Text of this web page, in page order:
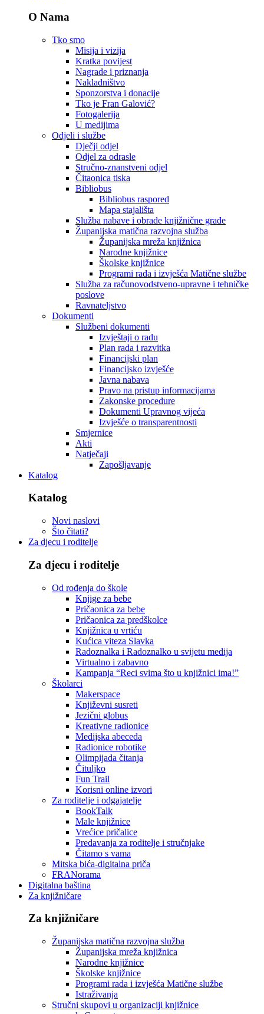
O Nama
Tko smo
Misija i vizija
Kratka povijest
Nagrade i priznanja
Nakladništvo
Sponzorstva i donacije
Tko je Fran Galović?
Fotogalerija
U medijima
Odjeli i službe
Dječji odjel
Odjel za odrasle
Stručno-znanstveni odjel
Čitaonica tiska
Bibliobus
Bibliobus raspored
Mapa stajališta
Služba nabave i obrade knjižnične građe
Županijska matična razvojna služba
Županijska mreža knjižnica
Narodne knjižnice
Školske knjižnice
Programi rada i izvješća Matične službe
Služba za računovodstveno-upravne i tehničke
poslove
Ravnateljstvo
Dokumenti
Službeni dokumenti
Izvještaji o radu
Plan rada i razvitka
Financijski plan
Financijsko izvješće
Javna nabava
Pravo na pristup informacijama
Zakonske procedure
Dokumenti Upravnog vijeća
Izvješće o transparentnosti
Smjernice
Akti
Natječaji
Zapošljavanje
Katalog
Katalog
Novi naslovi
Što čitati?
Za djecu i roditelje
Za djecu i roditelje
Od rođenja do škole
Knjige za bebe
Pričaonica za bebe
Pričaonica za predškolce
Knjižnica u vrtiću
Kućica viteza Slavka
Radoznalka i Radoznalko u svijetu medija
Virtualno i zabavno
Kampanja “Reci svima što u knjižnici ima!”
Školarci
Makerspace
Književni susreti
Jezični globus
Kreativne radionice
Medijska abeceda
Radionice robotike
Olimpijada čitanja
Čituljko
Fun Trail
Korisni online izvori
Za roditelje i odgajatelje
BookTalk
Male knjižnice
Vrećice pričalice
Predavanja za roditelje i stručnjake
Čitamo s vama
Mitska bića-digitalna priča
FRANorama
Digitalna baština
Za knjižničare
Za knjižničare
Županijska matična razvojna služba
Županijska mreža knjižnica
Narodne knjižnice
Školske knjižnice
Programi rada i izvješća Matične službe
Istraživanja
Stručni skupovi u organizaciji knjižnice